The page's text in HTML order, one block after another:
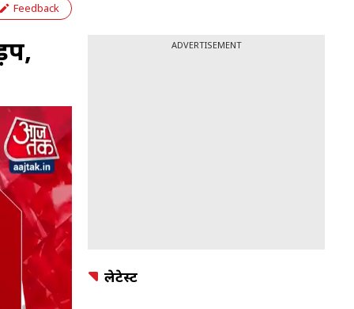
Feedback
ADVERTISEMENT
लेटेस्ट